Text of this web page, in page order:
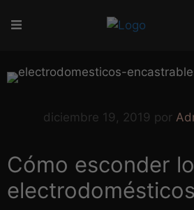
diciembre 19, 2019 por
Cómo esconder
electrodomésticos